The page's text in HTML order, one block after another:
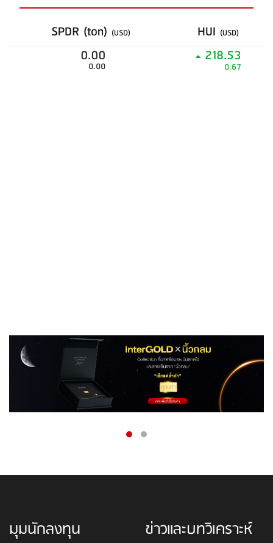
SPDR (ton) (USD) HUI (USD)
0.00
0.00
218.53
0.67
มุมนักลงทุน ข่าวและบทวิเคราะห์